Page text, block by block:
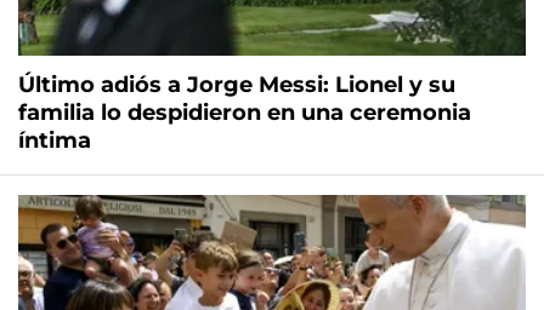
Último adiós a Jorge Messi: Lionel y su
familia lo despidieron en una ceremonia
íntima